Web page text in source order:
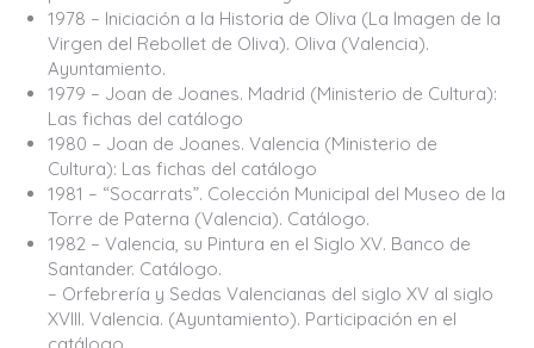
1978 – Iniciación a la Historia de Oliva (La Imagen de la
Virgen del Rebollet de Oliva). Oliva (Valencia).
Ayuntamiento.
1979 – Joan de Joanes. Madrid (Ministerio de Cultura):
Las fichas del catálogo
1980 – Joan de Joanes. Valencia (Ministerio de
Cultura): Las fichas del catálogo
1981 – “Socarrats”. Colección Municipal del Museo de la
Torre de Paterna (Valencia). Catálogo.
1982 – Valencia, su Pintura en el Siglo XV. Banco de
Santander. Catálogo.
– Orfebrería y Sedas Valencianas del siglo XV al siglo
XVIII. Valencia. (Ayuntamiento). Participación en el